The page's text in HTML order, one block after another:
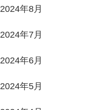
2024年8月
2024年7月
2024年6月
2024年5月